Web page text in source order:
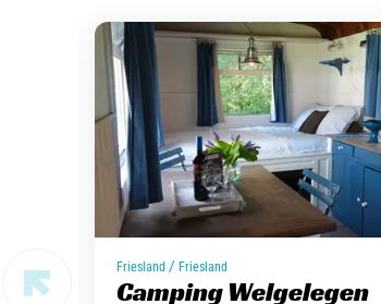
Friesland / Friesland
Camping Welgelegen